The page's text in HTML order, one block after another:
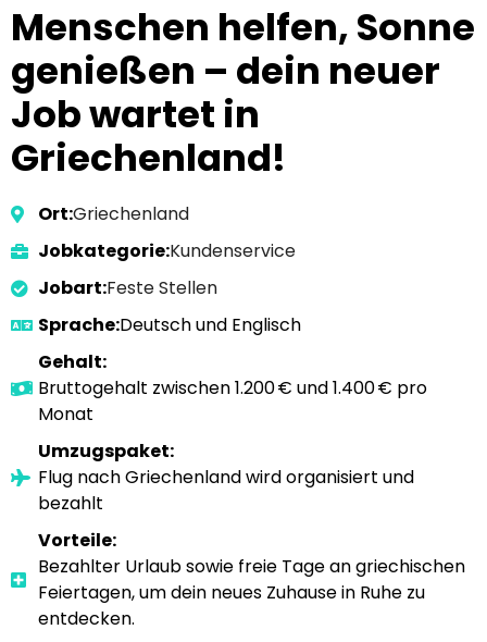
Menschen helfen, Sonne
genießen – dein neuer
Job wartet in
Griechenland!
Ort:Griechenland
Jobkategorie:Kundenservice
Jobart:Feste Stellen
Sprache:Deutsch und Englisch
Gehalt:
Bruttogehalt zwischen 1.200 € und 1.400 € pro
Monat
Umzugspaket:
Flug nach Griechenland wird organisiert und
bezahlt
Vorteile:
Bezahlter Urlaub sowie freie Tage an griechischen
Feiertagen, um dein neues Zuhause in Ruhe zu
entdecken.